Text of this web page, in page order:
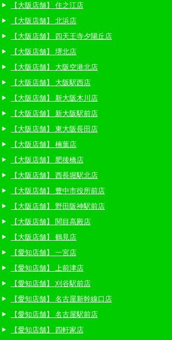
【大阪店舗】 住之江店
【大阪店舗】 北浜店
【大阪店舗】 四天王寺夕陽丘店
【大阪店舗】 堺北店
【大阪店舗】 大阪空港北店
【大阪店舗】 大阪駅西店
【大阪店舗】 新大阪木川店
【大阪店舗】 新大阪駅前店
【大阪店舗】 東大阪長田店
【大阪店舗】 楠葉店
【大阪店舗】 肥後橋店
【大阪店舗】 西長堀駅北店
【大阪店舗】 豊中市役所前店
【大阪店舗】 野田阪神駅前店
【大阪店舗】 関目高殿店
【大阪店舗】 鶴見店
【愛知店舗】 一宮店
【愛知店舗】 上前津店
【愛知店舗】 刈谷駅前店
【愛知店舗】 名古屋新幹線口店
【愛知店舗】 名古屋駅前店
【愛知店舗】 四軒家店